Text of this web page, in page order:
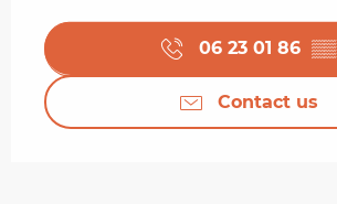
06 23 01 86 ▒▒
Contact us